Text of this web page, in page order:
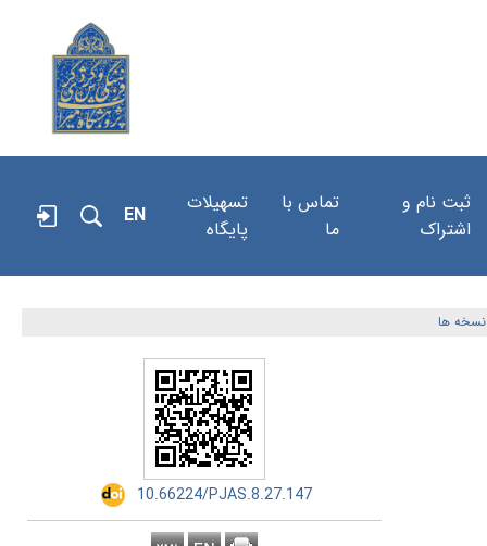
ثبت نام و
اشتراک
تماس با
ما
تسهیلات
پایگاه
EN
ها
‎ 10.66224/PJAS.8.27.147